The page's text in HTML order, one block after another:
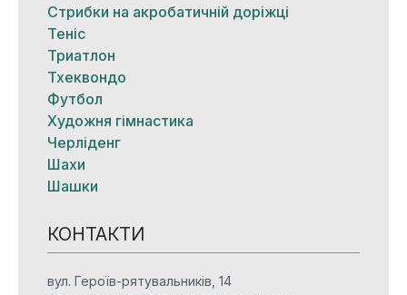
Стрибки на акробатичній доріжці
Теніс
Триатлон
Тхеквондо
Футбол
Художня гімнастика
Черліденг
Шахи
Шашки
КОНТАКТИ
вул. Героїв-рятувальників, 14